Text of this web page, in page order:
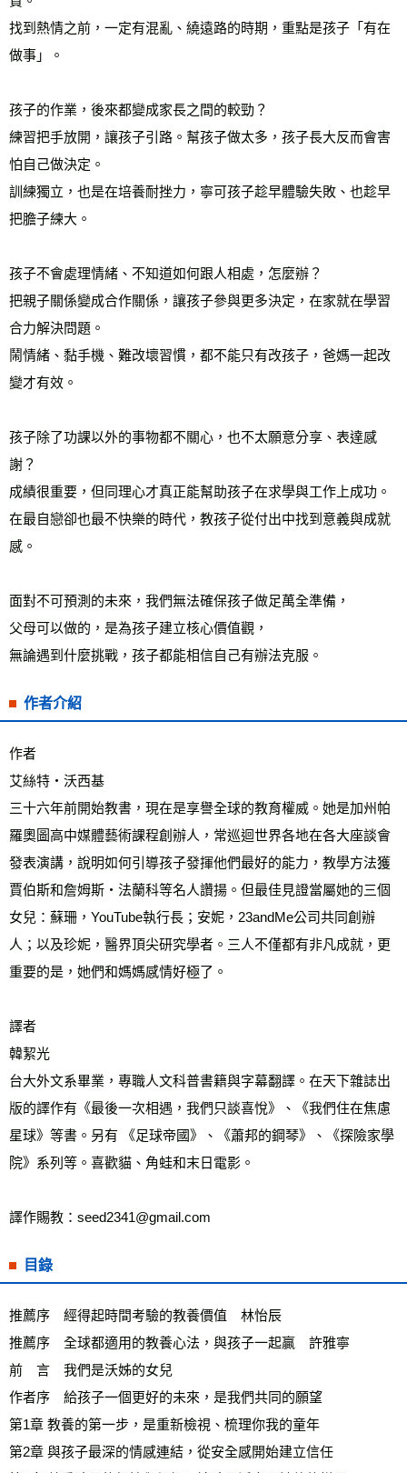
找到熱情之前，一定有混亂、繞遠路的時期，重點是孩子「有在
做事」。
孩子的作業，後來都變成家長之間的較勁？
練習把手放開，讓孩子引路。幫孩子做太多，孩子長大反而會害
怕自己做決定。
訓練獨立，也是在培養耐挫力，寧可孩子趁早體驗失敗、也趁早
把膽子練大。
孩子不會處理情緒、不知道如何跟人相處，怎麼辦？
把親子關係變成合作關係，讓孩子參與更多決定，在家就在學習
合力解決問題。
鬧情緒、黏手機、難改壞習慣，都不能只有改孩子，爸媽一起改
變才有效。
孩子除了功課以外的事物都不關心，也不太願意分享、表達感
謝？
成績很重要，但同理心才真正能幫助孩子在求學與工作上成功。
在最自戀卻也最不快樂的時代，教孩子從付出中找到意義與成就
感。
面對不可預測的未來，我們無法確保孩子做足萬全準備，
父母可以做的，是為孩子建立核心價值觀，
無論遇到什麼挑戰，孩子都能相信自己有辦法克服。
作者介紹
作者
艾絲特‧沃西基
三十六年前開始教書，現在是享譽全球的教育權威。她是加州帕
羅奧圖高中媒體藝術課程創辦人，常巡迴世界各地在各大座談會
發表演講，說明如何引導孩子發揮他們最好的能力，教學方法獲
賈伯斯和詹姆斯‧法蘭科等名人讚揚。但最佳見證當屬她的三個
女兒：蘇珊，YouTube執行長；安妮，23andMe公司共同創辦
人；以及珍妮，醫界頂尖研究學者。三人不僅都有非凡成就，更
重要的是，她們和媽媽感情好極了。
譯者
韓絜光
台大外文系畢業，專職人文科普書籍與字幕翻譯。在天下雜誌出
版的譯作有《最後一次相遇，我們只談喜悅》、《我們住在焦慮
星球》等書。另有 《足球帝國》、《蕭邦的鋼琴》、《探險家學
院》系列等。喜歡貓、角蛙和末日電影。
譯作賜教：seed2341@gmail.com
目錄
推薦序　經得起時間考驗的教養價值　林怡辰
推薦序　全球都適用的教養心法，與孩子一起贏　許雅寧
前　言　我們是沃姊的女兒
作者序　給孩子一個更好的未來，是我們共同的願望
第1章 教養的第一步，是重新檢視、梳理你我的童年
第2章 與孩子最深的情感連結，從安全感開始建立信任